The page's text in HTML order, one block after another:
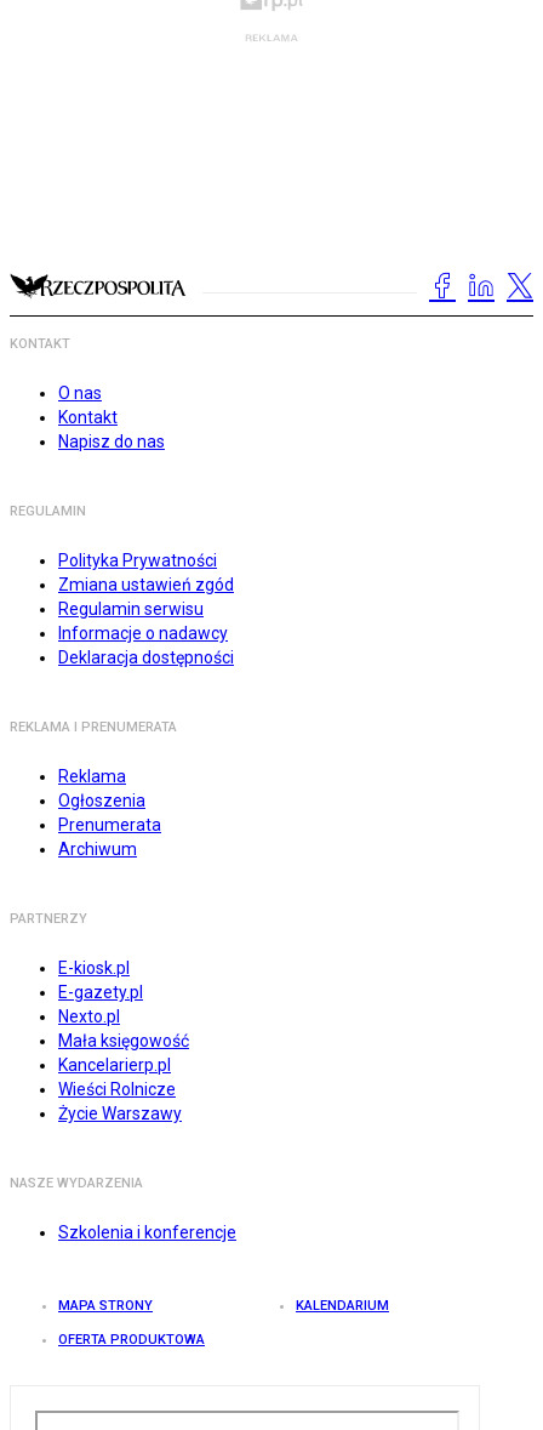
KONTAKT
O nas
Kontakt
Napisz do nas
REGULAMIN
Polityka Prywatności
Zmiana ustawień zgód
Regulamin serwisu
Informacje o nadawcy
Deklaracja dostępności
REKLAMA I PRENUMERATA
Reklama
Ogłoszenia
Prenumerata
Archiwum
PARTNERZY
E-kiosk.pl
E-gazety.pl
Nexto.pl
Mała księgowość
Kancelarierp.pl
Wieści Rolnicze
Życie Warszawy
NASZE WYDARZENIA
Szkolenia i konferencje
MAPA STRONY KALENDARIUM
OFERTA PRODUKTOWA